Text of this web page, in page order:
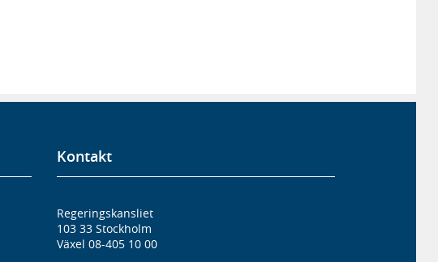
Kontakt
Regeringskansliet
103 33 Stockholm
Växel 08-405 10 00